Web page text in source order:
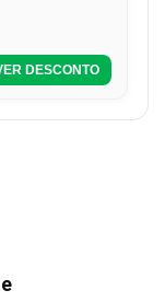
DESCONTO